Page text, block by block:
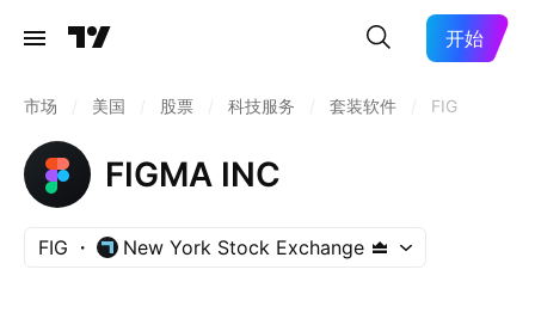
开始
市场 美国 股票 科技服务 套装软件 FIG
FIGMA INC
FIG New York Stock Exchange